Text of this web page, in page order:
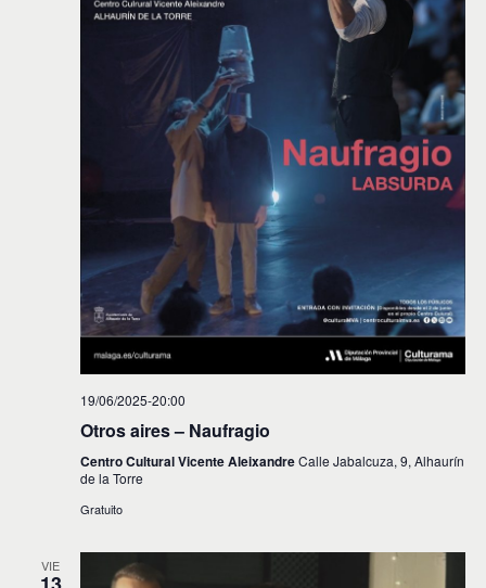
19/06/2025-20:00
Otros aires – Naufragio
Centro Cultural Vicente AleixandreCalle Jabalcuza, 9, Alhaurín
de la Torre
Gratuito
VIE